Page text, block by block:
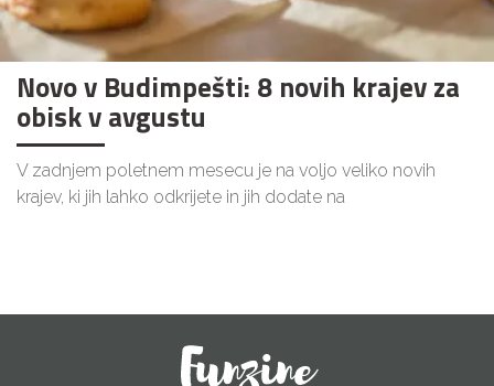
Novo v Budimpešti: 8 novih krajev za
obisk v avgustu
V zadnjem poletnem mesecu je na voljo veliko novih
krajev, ki jih lahko odkrijete in jih dodate na